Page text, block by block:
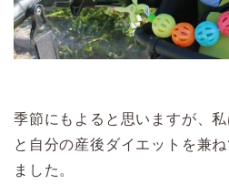
季節にもよると思いますが、
と自分の産後ダイエットを兼
ました。